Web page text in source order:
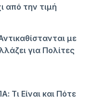
από την τιμή
με
για Πολίτες
Τι Είναι και Πότε